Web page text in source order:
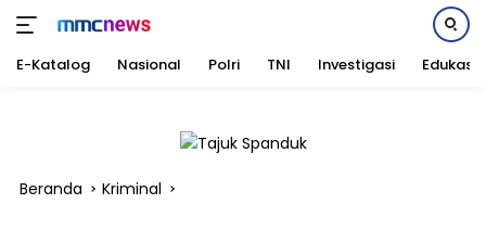
E-Katalog Nasional Polri TNI Investigasi Edukasi
Beranda Kriminal